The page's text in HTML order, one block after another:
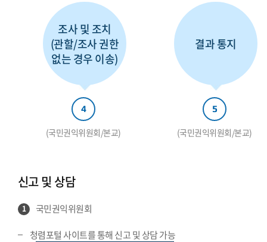
조사 및 조치
(관할/조사 권한
없는 경우 이송)
4
(국민권익위원회/본교)
결과 통지
5
(국민권익위원회/본교)
신고 및 상담
1
국민권익위원회
청렴포털 사이트를 통해 신고 및 상담 가능